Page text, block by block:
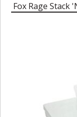
Fox Rage Stack